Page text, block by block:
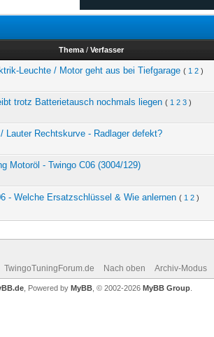
Thema / Verfasser
Leuchte / Motor geht aus bei Tiefgarage ( 1 2 )
trotz Batterietausch nochmals liegen ( 1 2 3 )
Lauter Rechtskurve - Radlager defekt?
Motoröl - Twingo C06 (3004/129)
- Welche Ersatzschlüssel & Wie anlernen ( 1 2 )
TwingoTuningForum.de Nach oben Archiv-Modus
, Powered by MyBB , © 2002-2026 MyBB Group